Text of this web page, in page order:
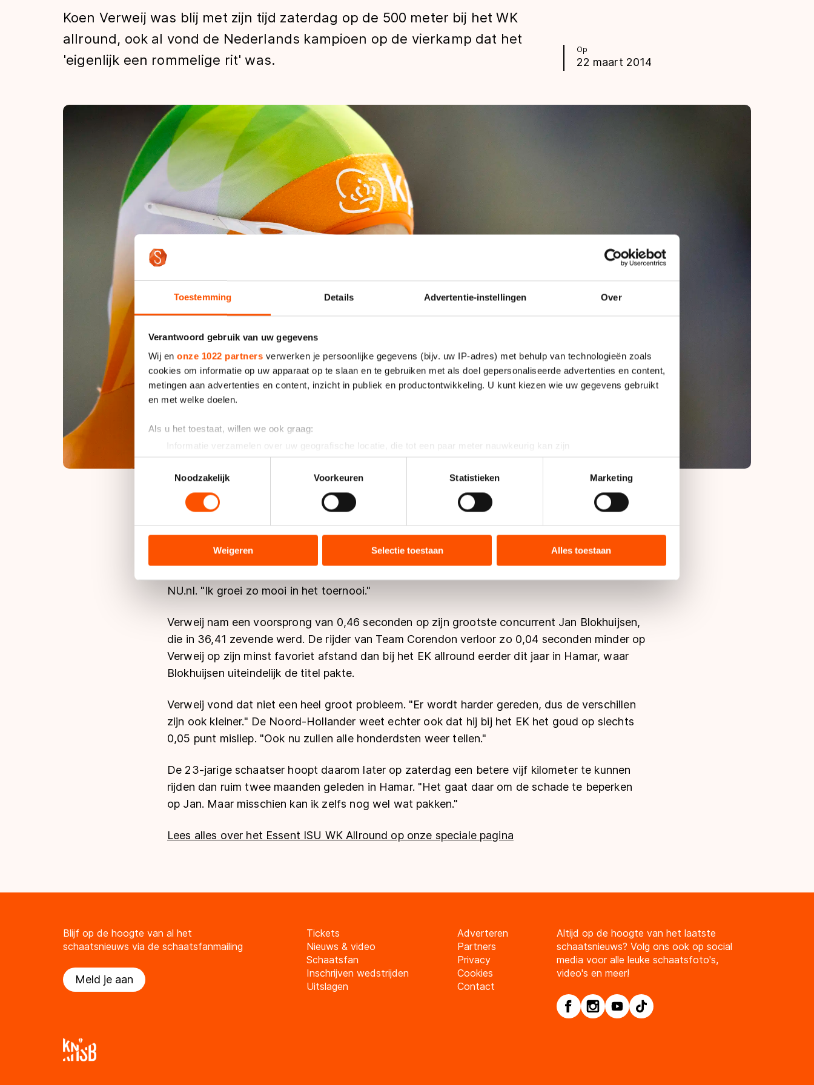
Toestemming Details Advertentie-instellingen Over
Verantwoord gebruik van uw gegevens
Wij en onze 1022 partners verwerken je persoonlijke gegevens (bijv. uw IP-adres) met behulp van technologieën zoals
cookies om informatie op uw apparaat op te slaan en te gebruiken met als doel gepersonaliseerde advertenties en content,
metingen aan advertenties en content, inzicht in publiek en productontwikkeling. U kunt kiezen wie uw gegevens gebruikt
en met welke doelen.
Als u het toestaat, willen we ook graag:
Informatie verzamelen over uw geografische locatie, die tot een paar meter nauwkeurig kan zijn
Uw apparaat identificeren door het actief te scannen op specifieke eigenschappen (fingerprinting)
Lees meer over hoe uw persoonlijke gegevens worden verwerkt en stel uw voorkeuren in het
detailgedeeltein. U kunt uw
toestemming op elk moment wijzigen of intrekken in de Cookieverklaring.
analyseren. We delen informatie over uw gebruik van onze site met onze partners voor social media, advertenties en
analyse. Zij kunnen deze combineren met andere gegevens die u aan hen heeft verstrekt of die zij hebben verzameld via
hun services. Sommige partners kunnen gegevens doorgeven aan landen buiten de EU, zoals de VS, waar mogelijk geen
adequaat beschermingsniveau geldt volgens de GDPR. Door op ‘Toestaan’ te klikken, stemt u in met deze overdracht.
Meer informatie vindt u in onscookiebeleid.
Noodzakelijk
Voorkeuren Statistieken Marketing
Weigeren Selectie toestaan Alles toestaan
Tijden & historie
De weg op
Schaatsfans
Olympische Spelen
Op
22 maart 2014
Koen Verweij was blij met zijn tijd zaterdag op de 500 meter bij het WK
allround, ook al vond de Nederlands kampioen op de vierkamp dat het
'eigenlijk een rommelige rit' was.
Verweij eindigde in 35,95 samen met Havard Bokko op de tweede plek bij de eerste afstand,
NU.nl. "Ik groei zo mooi in het toernooi."
Verweij nam een voorsprong van 0,46 seconden op zijn grootste concurrent Jan Blokhuijsen,
die in 36,41 zevende werd. De rijder van Team Corendon verloor zo 0,04 seconden minder op
Verweij op zijn minst favoriet afstand dan bij het EK allround eerder dit jaar in Hamar, waar
Blokhuijsen uiteindelijk de titel pakte.
Verweij vond dat niet een heel groot probleem. "Er wordt harder gereden, dus de verschillen
zijn ook kleiner." De Noord-Hollander weet echter ook dat hij bij het EK het goud op slechts
0,05 punt misliep. "Ook nu zullen alle honderdsten weer tellen."
De 23-jarige schaatser hoopt daarom later op zaterdag een betere vijf kilometer te kunnen
rijden dan ruim twee maanden geleden in Hamar. "Het gaat daar om de schade te beperken
op Jan. Maar misschien kan ik zelfs nog wel wat pakken."
Lees alles over het Essent ISU WK Allround op onze speciale pagina
Blijf op de hoogte van al het
schaatsnieuws via de schaatsfanmailing
Meld je aan
Tickets
Nieuws & video
Schaatsfan
Inschrijven wedstrijden
Uitslagen
Adverteren
Partners
Privacy
Cookies
Contact
Altijd op de hoogte van het laatste
schaatsnieuws? Volg ons ook op social
media voor alle leuke schaatsfoto's,
video's en meer!